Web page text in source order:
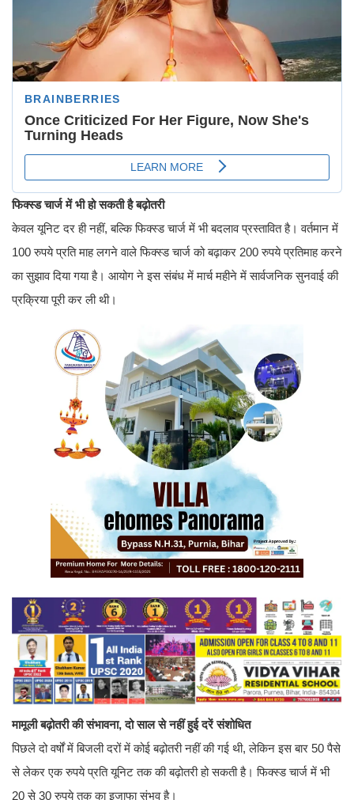
फिक्स्ड चार्ज में भी हो सकती है बढ़ोतरी
केवल यूनिट दर ही नहीं, बल्कि फिक्स्ड चार्ज में भी बदलाव प्रस्तावित है। वर्तमान में
100 रुपये प्रति माह लगने वाले फिक्स्ड चार्ज को बढ़ाकर 200 रुपये प्रतिमाह करने
का सुझाव दिया गया है। आयोग ने इस संबंध में मार्च महीने में सार्वजनिक सुनवाई की
प्रक्रिया पूरी कर ली थी।
मामूली बढ़ोतरी की संभावना, दो साल से नहीं हुई दरें संशोधित
पिछले दो वर्षों में बिजली दरों में कोई बढ़ोतरी नहीं की गई थी, लेकिन इस बार 50 पैसे
से लेकर एक रुपये प्रति यूनिट तक की बढ़ोतरी हो सकती है। फिक्स्ड चार्ज में भी
20 से 30 रुपये तक का इजाफा संभव है।